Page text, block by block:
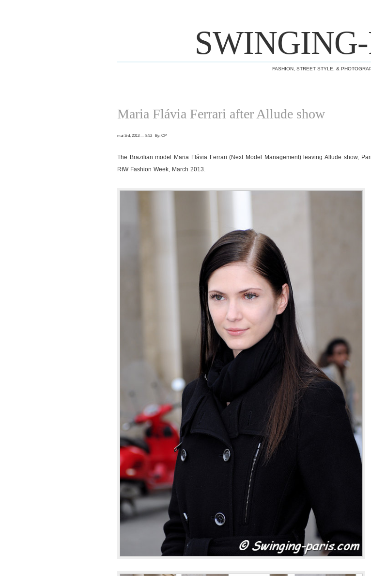
FASHION, STREET STYLE, &
Maria Flávia Ferrari after Allude show
mai 3rd, 2013 — 8:52 By: CP
The Brazilian model Maria Flávia Ferrari (Next Model Management) leaving Allude show,
RtW Fashion Week, March 2013.